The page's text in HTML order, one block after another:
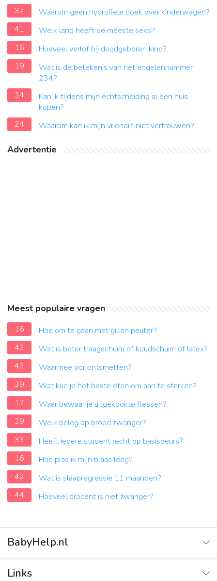
37
Waarom geen hydrofiele doek over kinderwagen?
41
Welk land heeft de meeste seks?
16
Hoeveel verlof bij doodgeboren kind?
19
Wat is de betekenis van het engelennummer
234?
34
Kan ik tijdens mijn echtscheiding al een huis
kopen?
24
Waarom kan ik mijn vriendin niet vertrouwen?
Advertentie
Meest populaire vragen
16
Hoe om te gaan met gillen peuter?
43
Wat is beter traagschuim of koudschuim of latex?
43
Waarmee oor ontsmetten?
39
Wat kun je het beste eten om aan te sterken?
17
Waar bewaar je uitgekookte flessen?
39
Welk beleg op brood zwanger?
33
Heeft iedere student recht op basisbeurs?
16
Hoe plas ik mijn blaas leeg?
42
Wat is slaapregressie 11 maanden?
44
Hoeveel procent is niet zwanger?
BabyHelp.nl
Vraag & Antwoord
Links